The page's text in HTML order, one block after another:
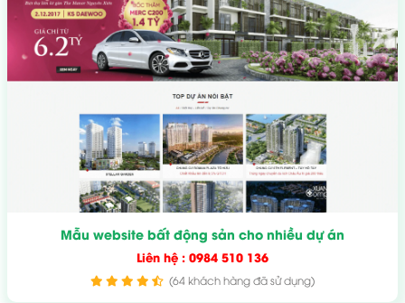
Mẫu website bất động sản cho nhiều dự án
Liên hệ : 0984 510 136
(64 khách hàng đã sử dụng)